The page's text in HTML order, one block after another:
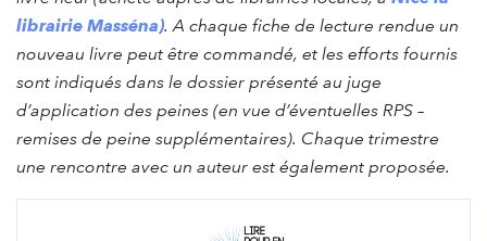
librairie Masséna). A chaque fiche de lecture rendue un
nouveau livre peut être commandé, et les efforts fournis
sont indiqués dans le dossier présenté au juge
d’application des peines (en vue d’éventuelles RPS –
remises de peine supplémentaires). Chaque trimestre
une rencontre avec un auteur est également proposée.